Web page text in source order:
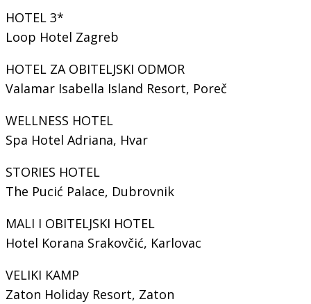
HOTEL 3*
Loop Hotel Zagreb
HOTEL ZA OBITELJSKI ODMOR
Valamar Isabella Island Resort, Poreč
WELLNESS HOTEL
Spa Hotel Adriana, Hvar
STORIES HOTEL
The Pucić Palace, Dubrovnik
MALI I OBITELJSKI HOTEL
Hotel Korana Srakovčić, Karlovac
VELIKI KAMP
Zaton Holiday Resort, Zaton